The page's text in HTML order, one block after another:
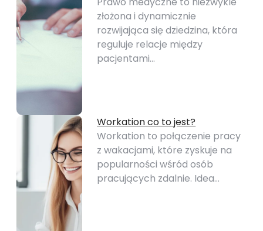
złożona i dynamicznie
rozwijająca się dziedzina, która
reguluje relacje między
pacjentami…
Workation co to jest?
Workation to połączenie pracy
z wakacjami, które zyskuje na
popularności wśród osób
pracujących zdalnie. Idea…